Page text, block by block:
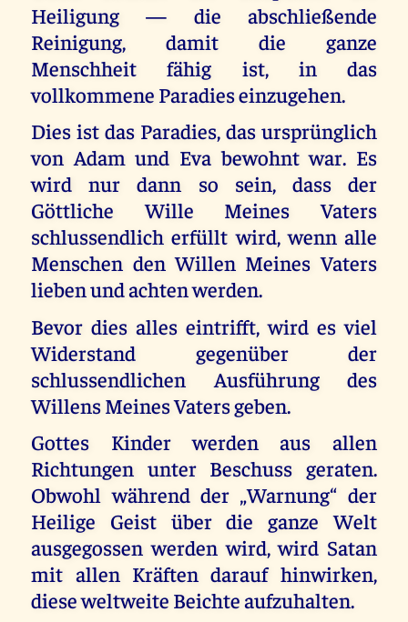
Heiligung — die abschließende
Reinigung, damit die ganze
Menschheit fähig ist, in das
vollkommene Paradies einzugehen.
Dies ist das Paradies, das ursprünglich
von Adam und Eva bewohnt war. Es
wird nur dann so sein, dass der
Göttliche Wille Meines Vaters
schlussendlich erfüllt wird, wenn alle
Menschen den Willen Meines Vaters
lieben und achten werden.
Bevor dies alles eintrifft, wird es viel
Widerstand gegenüber der
schlussendlichen Ausführung des
Willens Meines Vaters geben.
Gottes Kinder werden aus allen
Richtungen unter Beschuss geraten.
Obwohl während der „Warnung“ der
Heilige Geist über die ganze Welt
ausgegossen werden wird, wird Satan
mit allen Kräften darauf hinwirken,
diese weltweite Beichte aufzuhalten.